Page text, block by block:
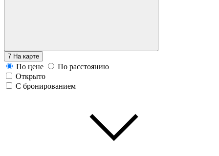
7 На карте
По цене
По расстоянию
Открыто
С бронированием